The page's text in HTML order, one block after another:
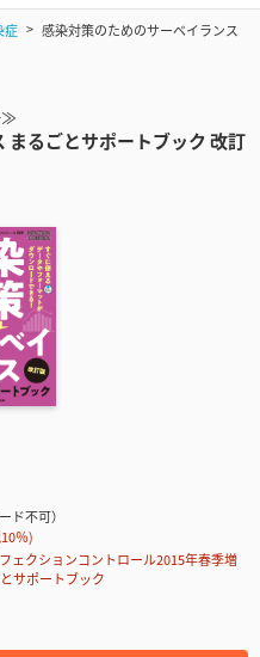
症
感染対策のためのサーベイランス
≫
るごとサポートブック 改訂
ド不可）
％)
クションコントロール2015年春季増
サポートブック